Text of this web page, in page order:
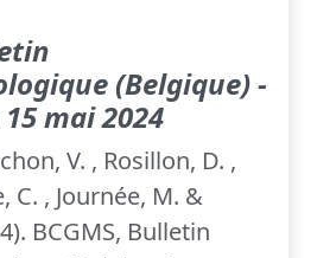
(Belgique) -
mai 2024
V. , Rosillon, D. ,
C. , Journée, M. &
BCGMS, Bulletin